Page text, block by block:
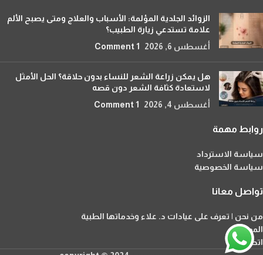
الزوائد الجلدية المؤلمة: الأسباب والعلاج ومتى يصبح الألم
علامة تستدعي زيارة الطبيب؟
أغسطس 6, 2026
1 Comment
هل يمكن زراعة الشعر للنساء بدون حلاقة؟ الحل الأمثل
لاستعادة كثافة الشعر دون قصه
أغسطس 4, 2026
1 Comment
روابط مهمة
سياسة الاسترداد
سياسة الخصوصية
تواصل معانا
من نحن | تعرف على عيادات د. علاء وخدماتها الطبية
المدونة
اتصل بنا